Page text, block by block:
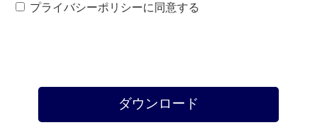
プライバシーポリシーに同意する
ダウンロード